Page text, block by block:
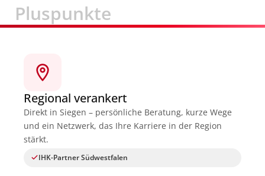
Pluspunkte
Regional verankert
Direkt in Siegen – persönliche Beratung, kurze Wege
und ein Netzwerk, das Ihre Karriere in der Region
stärkt.
IHK-Partner Südwestfalen